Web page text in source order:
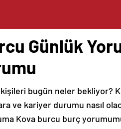
Günlük
bugün neler bekliyor?
ve kariyer durumu nasıl
Kova burcu burç